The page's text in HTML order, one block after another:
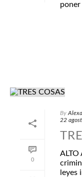
poner
0
By
22
ALTO
leyes